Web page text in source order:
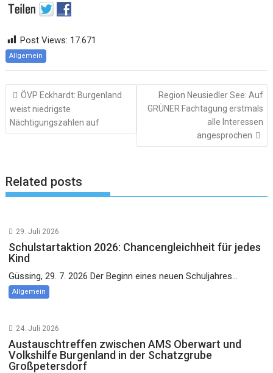
Post Views: 17.671
Allgemein
Beitragsnavigation
ÖVP Eckhardt: Burgenland
weist niedrigste
Nächtigungszahlen auf
Region Neusiedler See: Auf
GRÜNER Fachtagung erstmals
alle Interessen
angesprochen
Related posts
29. Juli 2026
Schulstartaktion 2026: Chancengleichheit für jedes
Kind
Güssing, 29. 7. 2026 Der Beginn eines neuen Schuljahres...
Allgemein
24. Juli 2026
Austauschtreffen zwischen AMS Oberwart und
Volkshilfe Burgenland in der Schatzgrube
Großpetersdorf